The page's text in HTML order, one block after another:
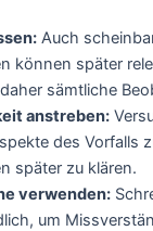
Auch
können später
sämtliche
anstreben:
des Vorfalls
später zu klären.
verwenden:
um